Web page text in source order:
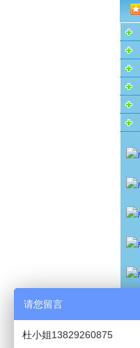
请您留言
杜小姐13829260875